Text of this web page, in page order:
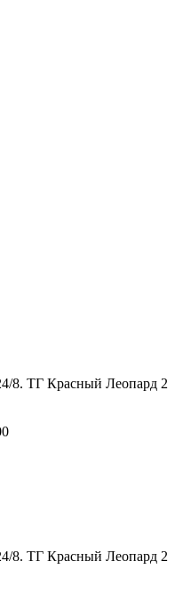
8. ТГ Красный Леопард 2
8. ТГ Красный Леопард 2